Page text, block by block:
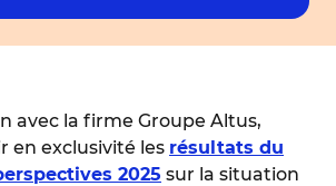
avec la firme Groupe Altus,
en exclusivité les résultats du
2025 sur la situation